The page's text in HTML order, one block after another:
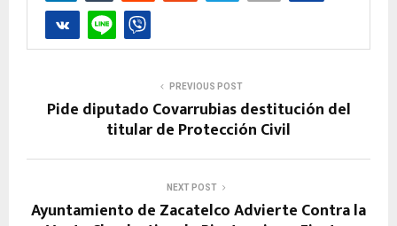
PREVIOUS POST
Pide diputado Covarrubias destitución del
titular de Protección Civil
NEXT POST
Ayuntamiento de Zacatelco Advierte Contra la